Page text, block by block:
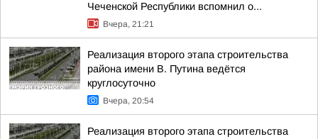
Чеченской Республики вспомнил о...
Вчера, 21:21
Реализация второго этапа строительства
района имени В. Путина ведётся
круглосуточно
Вчера, 20:54
Реализация второго этапа строительства